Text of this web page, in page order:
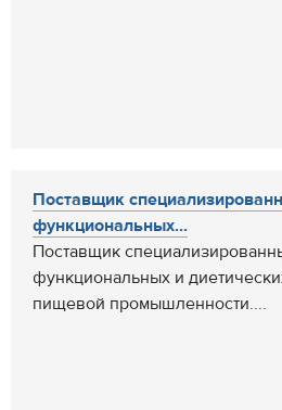
Поставщик
функциональных...
Поставщик
функциональных и
пищевой промышленности....